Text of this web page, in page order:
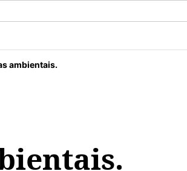
ambientais.